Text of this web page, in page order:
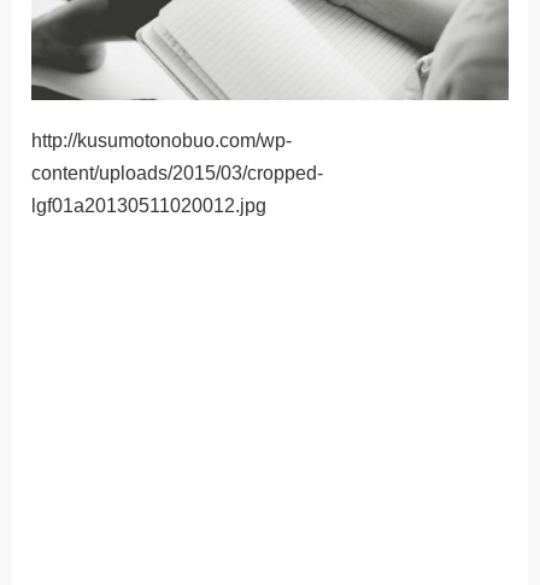
http://kusumotonobuo.com/wp-
content/uploads/2015/03/cropped-
lgf01a20130511020012.jpg